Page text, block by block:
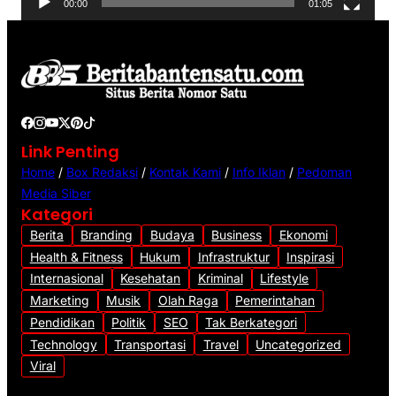
o
00:00 01:05
Link Penting
Home / Box Redaksi / Kontak Kami / Info Iklan / Pedoman
Media Siber
Kategori
Berita Branding Budaya Business
Ekonomi
Health & Fitness
Hukum Infrastruktur
Inspirasi
Internasional
Kesehatan Kriminal
Lifestyle
Marketing
Musik Olah Raga
Pemerintahan
Pendidikan
Politik SEO
Tak Berkategori
Technology
Transportasi Travel
Uncategorized
Viral